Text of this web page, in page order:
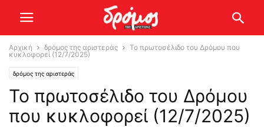
Αρχική δρόμος της αριστεράς
Το πρωτοσέλιδο του Δρόμου που
κυκλοφορεί (12/7/2025)
δρόμος της αριστεράς
Το πρωτοσέλιδο του Δρόμου
που κυκλοφορεί (12/7/2025)